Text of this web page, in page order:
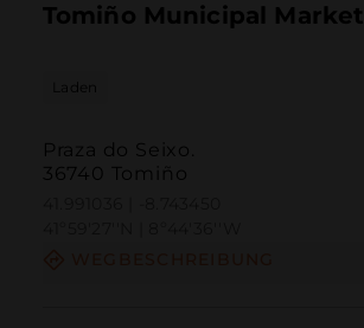
Tomiño Municipal Market
Laden
Praza do Seixo.
36740 Tomiño